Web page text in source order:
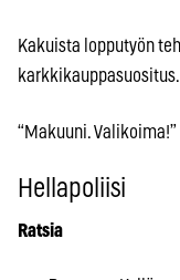
Kakuista lopputyön
karkkikauppasuositus.
“Makuuni. Valikoima!”
Hellapoliisi
Ratsia